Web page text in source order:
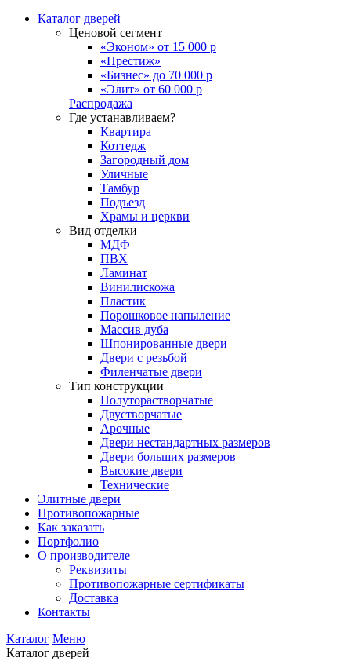
Каталог дверей
Ценовой сегмент
«Эконом» от 15 000 р
«Престиж»
«Бизнес» до 70 000 р
«Элит» от 60 000 р
Распродажа
Где устанавливаем?
Квартира
Коттедж
Загородный дом
Уличные
Тамбур
Подъезд
Храмы и церкви
Вид отделки
МДФ
ПВХ
Ламинат
Винилискожа
Пластик
Порошковое напыление
Массив дуба
Шпонированные двери
Двери с резьбой
Филенчатые двери
Тип конструкции
Полуторастворчатые
Двустворчатые
Арочные
Двери нестандартных размеров
Двери больших размеров
Высокие двери
Технические
Элитные двери
Противопожарные
Как заказать
Портфолио
О производителе
Реквизиты
Противопожарные сертификаты
Доставка
Контакты
Каталог Меню
Каталог дверей